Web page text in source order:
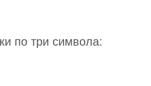
по три символа: